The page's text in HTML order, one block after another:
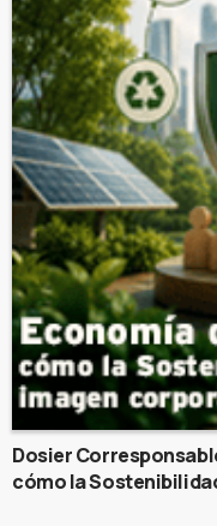
Dosier
cómo la